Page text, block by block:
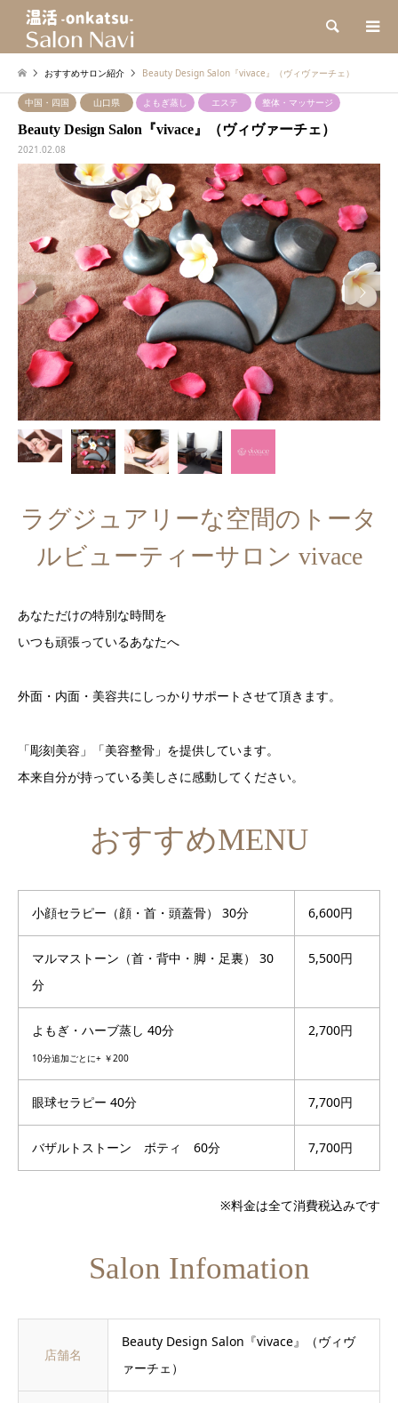
検索
おすすめサロン紹介 Beauty Design Salon『vivace』（ヴィヴァーチェ）
中国・四国 山口県 よもぎ蒸し エステ 整体・マッサージ
Beauty Design Salon『vivace』（ヴィヴァーチェ）
2021.02.08
 
ラグジュアリーな空間のトータ
ルビューティーサロン vivace
あなただけの特別な時間を
いつも頑張っているあなたへ
外面・内面・美容共にしっかりサポートさせて頂きます。
「彫刻美容」「美容整骨」を提供しています。
本来自分が持っている美しさに感動してください。
おすすめMENU
小顔セラピー（顔・首・頭蓋骨） 30分 6,600円
マルマストーン（首・背中・脚・足裏） 30
分
5,500円
よもぎ・ハーブ蒸し 40分
10分追加ごとに+ ￥200
2,700円
眼球セラピー 40分 7,700円
バザルトストーン ボティ 60分 7,700円
※料金は全て消費税込みです
Salon Infomation
店舗名
Beauty Design Salon『vivace』（ヴィヴ
ァーチェ）